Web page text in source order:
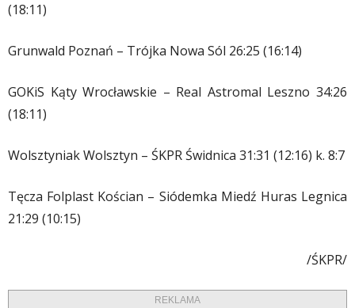
(18:11)
Grunwald Poznań – Trójka Nowa Sól 26:25 (16:14)
GOKiS Kąty Wrocławskie – Real Astromal Leszno 34:26
(18:11)
Wolsztyniak Wolsztyn – ŚKPR Świdnica 31:31 (12:16) k. 8:7
Tęcza Folplast Kościan – Siódemka Miedź Huras Legnica
21:29 (10:15)
/ŚKPR/
REKLAMA